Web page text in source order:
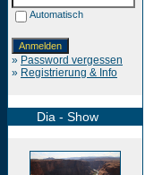
Automatisch
» Password vergessen
» Registrierung & Info
Dia - Show